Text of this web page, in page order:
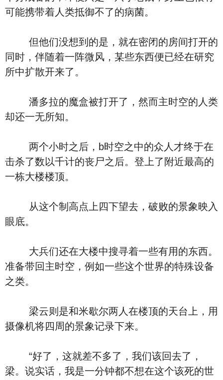
可能携带着人类抵御不了的病菌。
但他们没想到的是，就在密闭的房间打开的
同时，伴随着一阵微风，某些东西便已经在研究
所中扩散开来了。
潘多拉的魔盒被打开了，然而主时空的人类
却还一无所知。
两个小时之后，b时空之中的众人才终于在
击杀了数以千计的丧尸之后。登上了附近最高的
一栋大楼楼顶。
从这个制高点上四下望去，破败的景象映入
眼底。
大兵们还在大楼中搜寻着一些有用的东西。
准备带回主时空，例如一些这个世界的特殊设备
之类。
梁云则是和米歇尔两人在楼顶的天台上，用
摄像机将四周的景象记录下来。
“好了，这就差不多了，我们该回去了，
梁。说实话，我是一分钟都不想在这个该死的世